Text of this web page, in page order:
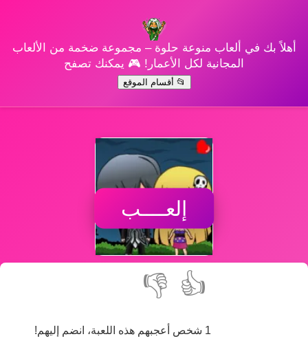
أهلاً بك في ألعاب منوعة حلوة – مجموعة ضخمة من الألعاب
المجانية لكل الأعمار! 🎮 يمكنك تصفح
📂 أقسام الموقع
إلعــــب
👍
👎
1 شخص أعجبهم هذه اللعبة، انضم إليهم!